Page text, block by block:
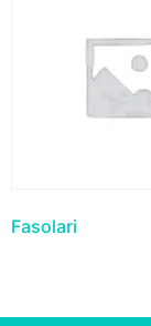
Fasolari